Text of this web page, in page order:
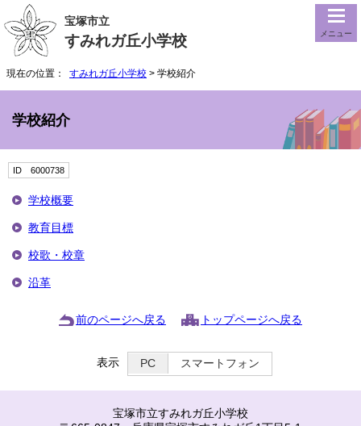
宝塚市立
すみれガ丘小学校 メニュー
現在の位置： すみれガ丘小学校 > 学校紹介
学校紹介
ID 6000738
学校概要
教育目標
校歌・校章
沿革
前のページへ戻る トップページへ戻る
表示 PC スマートフォン
宝塚市立すみれガ丘小学校